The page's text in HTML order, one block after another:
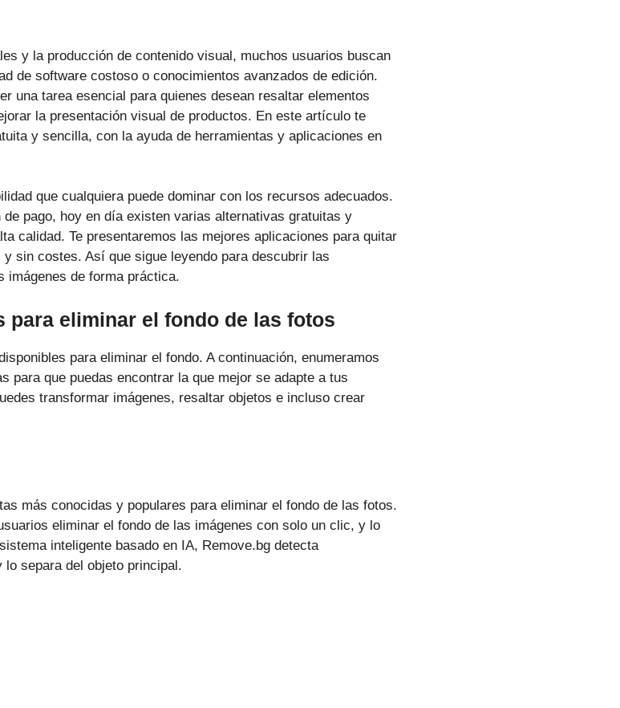
y la producción de contenido visual, muchos usuarios buscan
de software costoso o conocimientos avanzados de edición.
una tarea esencial para quienes desean resaltar elementos
la presentación visual de productos. En este artículo te
y sencilla, con la ayuda de herramientas y aplicaciones en
que cualquiera puede dominar con los recursos adecuados.
pago, hoy en día existen varias alternativas gratuitas y
calidad. Te presentaremos las mejores aplicaciones para quitar
sin costes. Así que sigue leyendo para descubrir las
imágenes de forma práctica.
para eliminar el fondo de las fotos
para eliminar el fondo. A continuación, enumeramos
para que puedas encontrar la que mejor se adapte a tus
transformar imágenes, resaltar objetos e incluso crear
más conocidas y populares para eliminar el fondo de las fotos.
eliminar el fondo de las imágenes con solo un clic, y lo
inteligente basado en IA, Remove.bg detecta
separa del objeto principal.